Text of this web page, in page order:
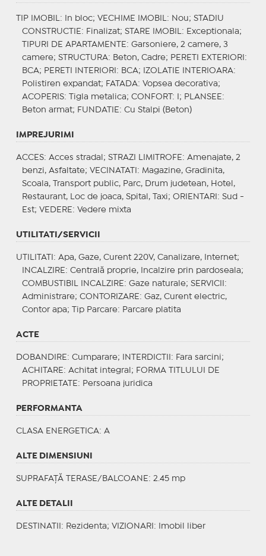
TIP IMOBIL : In bloc; VECHIME IMOBIL : Nou; STADIU
CONSTRUCTIE : Finalizat; STARE IMOBIL : Exceptionala;
TIPURI DE APARTAMENTE : Garsoniere, 2 camere, 3
camere; STRUCTURA: Beton, Cadre; PERETI EXTERIORI :
BCA; PERETI INTERIORI : BCA; IZOLATIE INTERIOARA:
Polistiren expandat; FATADA: Vopsea decorativa;
ACOPERIS: Tigla metalica; CONFORT : I; PLANSEE :
Beton armat; FUNDATIE : Cu Stalpi (Beton)
IMPREJURIMI
ACCES: Acces stradal; STRAZI LIMITROFE : Amenajate, 2
benzi, Asfaltate; VECINATATI : Magazine, Gradinita,
Scoala, Transport public, Parc, Drum judetean, Hotel,
Restaurant, Loc de joaca, Spital, Taxi; ORIENTARI : Sud -
Est; VEDERE : Vedere mixta
UTILITATI/SERVICII
UTILITATI : Apa, Gaze, Curent 220V, Canalizare, Internet;
INCALZIRE : Centrală proprie, Incalzire prin pardoseala;
COMBUSTIBIL INCALZIRE : Gaze naturale; SERVICII :
Administrare; CONTORIZARE : Gaz, Curent electric,
Contor apa;
Tip Parcare: Parcare platita
ACTE
DOBANDIRE : Cumparare; INTERDICTII : Fara sarcini;
ACHITARE : Achitat integral; FORMA TITLULUI DE
PROPRIETATE : Persoana juridica
PERFORMANTA
CLASA ENERGETICA: A
ALTE DIMENSIUNI
SUPRAFAȚĂ TERASE/BALCOANE: 2.45 mp
ALTE DETALII
DESTINATII : Rezidenta; VIZIONARI : Imobil liber